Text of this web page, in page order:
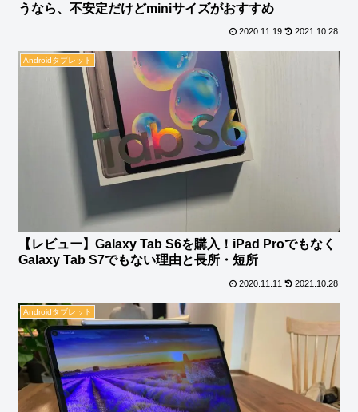
うなら、不安定だけどminiサイズがおすすめ
2020.11.19 2021.10.28
Androidタブレット
【レビュー】Galaxy Tab S6を購入！iPad Proでもなく
Galaxy Tab S7でもない理由と長所・短所
2020.11.11 2021.10.28
Androidタブレット